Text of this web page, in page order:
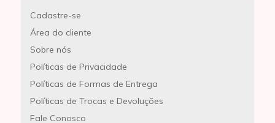
Cadastre-se
Área do cliente
Sobre nós
Políticas de Privacidade
Políticas de Formas de Entrega
Políticas de Trocas e Devoluções
Fale Conosco